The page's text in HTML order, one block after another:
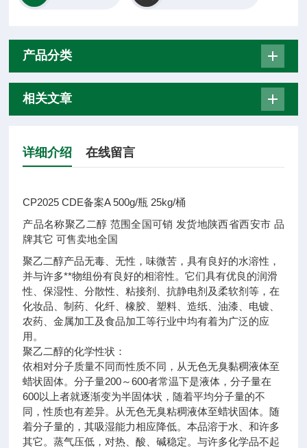
产品分类
相关文章
详细介绍 在线留言
CP2025 CDE备案A 500g/瓶 25kg/桶
产品名称聚乙二醇 范围全国可销 发货地陕西省西安市 品
牌其它 可售卖地全国
聚乙二醇产品无毒、无性，味微苦，具有良好的水溶性，
并与许多**物组份有良好的相溶性。它们具有优良的润滑
性、保湿性、分散性、粘接剂、抗静电剂及柔软剂等，在
化妆品、制药、化纤、橡胶、塑料、造纸、油漆、电镀、
农药、金属加工及食品加工等行业中均有着为广泛的应
用。
聚乙二醇的化学性状：
依相对分子质量不同而性质不同，从无色无臭黏稠液体至
蜡状固体。分子量200～600者常温下是液体，分子量在
600以上者就逐渐变为半固体状，随着平均分子量的不
同，性质也有差异。从无色无臭粘稠液体至蜡状固体。随
着分子量的，其吸湿能力相应降低。本品溶于水、和许多
其它。蒸气压低，对热、酸、碱稳定。与许多化学品不起